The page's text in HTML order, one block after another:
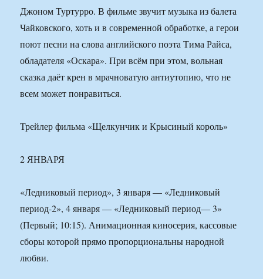
Джоном Туртурро. В фильме звучит музыка из балета
Чайковского, хоть и в современной обработке, а герои
поют песни на слова английского поэта Тима Райса,
обладателя «Оскара». При всём при этом, вольная
сказка даёт крен в мрачноватую антиутопию, что не
всем может понравиться.
Трейлер фильма «Щелкунчик и Крысиный король»
2 ЯНВАРЯ
«Ледниковый период», 3 января — «Ледниковый
период-2», 4 января — «Ледниковый период— 3»
(Первый; 10:15). Анимационная киносерия, кассовые
сборы которой прямо пропорциональны народной
любви.